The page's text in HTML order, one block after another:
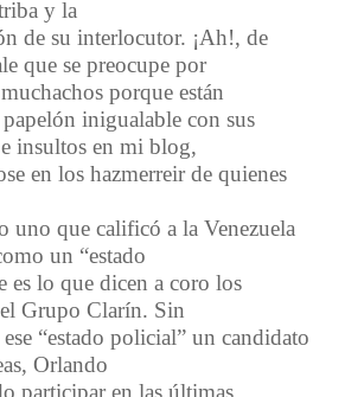
y la
de su interlocutor. ¡Ah!, de
que se preocupe por
porque están
inigualable con sus
insultos en mi blog,
en los hazmerreir de quienes
uno que calificó a la Venezuela
un “estado
es lo que dicen a coro los
Grupo Clarín. Sin
“estado policial” un candidato
Orlando
participar en las últimas